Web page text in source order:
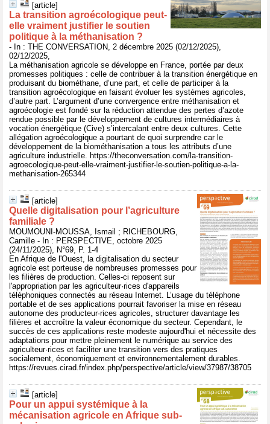
[article]
La transition agroécologique peut-
elle vraiment justifier le soutien
politique à la méthanisation ?
- In : THE CONVERSATION, 2 décembre 2025 (02/12/2025),
02/12/2025,
La méthanisation agricole se développe en France, portée par deux
promesses politiques : celle de contribuer à la transition énergétique en
produisant du biométhane, d’une part, et celle de participer à la
transition agroécologique en faisant évoluer les systèmes agricoles,
d’autre part. L’argument d’une convergence entre méthanisation et
agroécologie est fondé sur la réduction attendue des pertes d’azote
rendue possible par le développement de cultures intermédiaires à
vocation énergétique (Cive) s’intercalant entre deux cultures. Cette
allégation agroécologique a pourtant de quoi surprendre car le
développement de la biométhanisation a tous les attributs d’une
agriculture industrielle. https://theconversation.com/la-transition-
agroecologique-peut-elle-vraiment-justifier-le-soutien-politique-a-la-
methanisation-265344
[article]
Quelle digitalisation pour l’agriculture
familiale ?
MOUMOUNI-MOUSSA, Ismail ; RICHEBOURG,
Camille - In : PERSPECTIVE, octobre 2025
(24/11/2025), N°69, P. 1-4
En Afrique de l'Ouest, la digitalisation du secteur
agricole est porteuse de nombreuses promesses pour
les filières de production. Celles-ci reposent sur
l'appropriation par les agriculteur·rices d'appareils
téléphoniques connectés au réseau Internet. L’usage du téléphone
portable et de ses applications pourrait favoriser la mise en réseau
autonome des producteur·rices agricoles, structurer davantage les
filières et accroître la valeur économique du secteur. Cependant, le
succès de ces applications reste modeste aujourd'hui et nécessite des
adaptations pour mettre pleinement le numérique au service des
agriculteur·rices et faciliter une transition vers des pratiques
socialement, économiquement et environnementalement durables.
https://revues.cirad.fr/index.php/perspective/article/view/37987/38705
[article]
Pour un appui systémique à la
mécanisation agricole en Afrique sub-